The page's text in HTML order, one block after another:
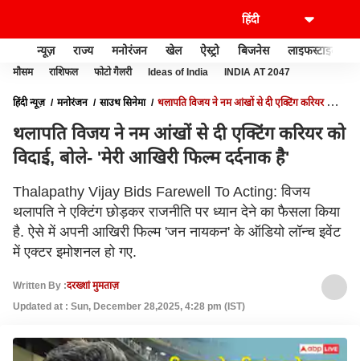
न्यूज़ राज्य मनोरंजन खेल ऐस्ट्रो बिजनेस लाइफस्टाइल
मौसम राशिफल फोटो गैलरी Ideas of India INDIA AT 2047
हिंदी न्यूज़ मनोरंजन साउथ सिनेमा
थलापति विजय ने नम आंखों से दी एक्टिंग करियर को
थलापति विजय ने नम आंखों से दी एक्टिंग करियर को
विदाई, बोले- 'मेरी आखिरी फिल्म दर्दनाक है'
Thalapathy Vijay Bids Farewell To Acting: विजय
थलापति ने एक्टिंग छोड़कर राजनीति पर ध्यान देने का फैसला किया
है. ऐसे में अपनी आखिरी फिल्म 'जन नायकन' के ऑडियो लॉन्च इवेंट
में एक्टर इमोशनल हो गए.
Written By :दरख्शां मुमताज़
Updated at : Sun, December 28,2025, 4:28 pm (IST)